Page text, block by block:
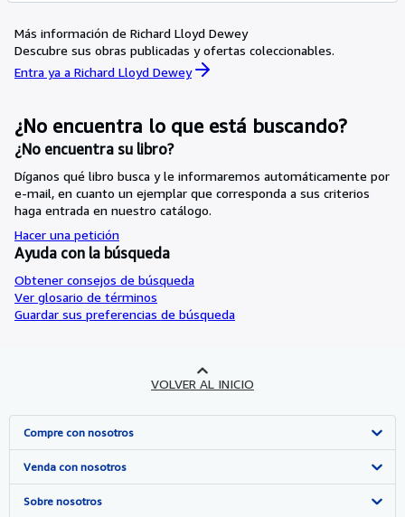
Más información de Richard Lloyd Dewey
Descubre sus obras publicadas y ofertas coleccionables.
Entra ya a Richard Lloyd Dewey
¿No encuentra lo que está buscando?
¿No encuentra su libro?
Díganos qué libro busca y le informaremos automáticamente por
e-mail, en cuanto un ejemplar que corresponda a sus criterios
haga entrada en nuestro catálogo.
Hacer una petición
Ayuda con la búsqueda
Obtener consejos de búsqueda
Ver glosario de términos
Guardar sus preferencias de búsqueda
VOLVER AL INICIO
Compre con nosotros
Búsqueda avanzada
Colecciones
Venda con nosotros
Comenzar a vender
Sobre nosotros